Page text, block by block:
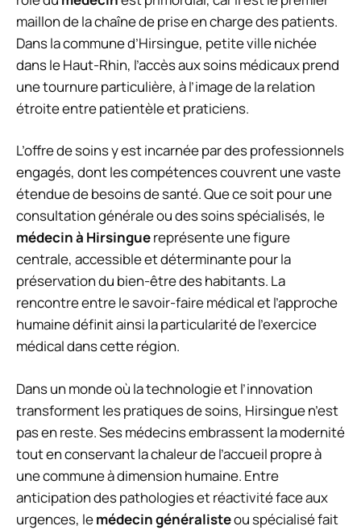
maillon de la chaîne de prise en charge des patients.
Dans la commune d’Hirsingue, petite ville nichée
dans le Haut-Rhin, l’accès aux soins médicaux prend
une tournure particulière, à l’image de la relation
étroite entre patientèle et praticiens.
L’offre de soins y est incarnée par des professionnels
engagés, dont les compétences couvrent une vaste
étendue de besoins de santé. Que ce soit pour une
consultation générale ou des soins spécialisés, le
médecin à Hirsinguereprésente une figure
centrale, accessible et déterminante pour la
préservation du bien-être des habitants. La
rencontre entre le savoir-faire médical et l’approche
humaine définit ainsi la particularité de l’exercice
médical dans cette région.
Dans un monde où la technologie et l’innovation
transforment les pratiques de soins, Hirsingue n’est
pas en reste. Ses médecins embrassent la modernité
tout en conservant la chaleur de l’accueil propre à
une commune à dimension humaine. Entre
anticipation des pathologies et réactivité face aux
urgences, lemédecin généralisteou spécialisé fait